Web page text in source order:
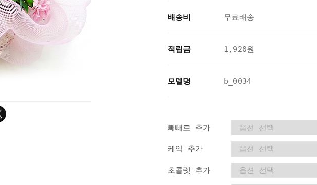
배송비 무료배송
적립금 1,920원
모델명 b_0034
빼빼로 추가
케익 추가
초콜렛 추가